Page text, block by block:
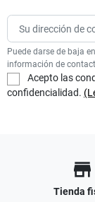
Puede darse de baja
información de
Acepto las
confidencialidad.
store
Tienda